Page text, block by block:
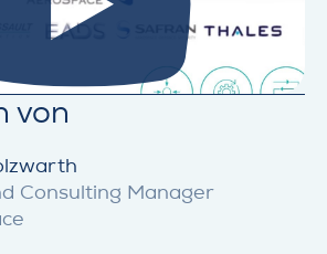
von
Consulting Manager